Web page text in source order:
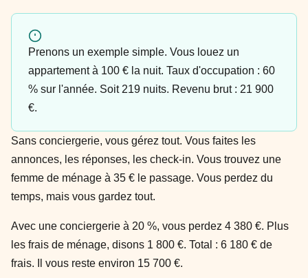
Prenons un exemple simple. Vous louez un
appartement à 100 € la nuit. Taux d'occupation : 60
% sur l'année. Soit 219 nuits. Revenu brut : 21 900
€.
Sans conciergerie, vous gérez tout. Vous faites les
annonces, les réponses, les check-in. Vous trouvez une
femme de ménage à 35 € le passage. Vous perdez du
temps, mais vous gardez tout.
Avec une conciergerie à 20 %, vous perdez 4 380 €. Plus
les frais de ménage, disons 1 800 €. Total : 6 180 € de
frais. Il vous reste environ 15 700 €.